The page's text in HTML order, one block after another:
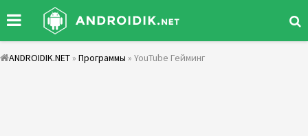
ANDROIDIK.NET » Программы » YouTube Гейминг